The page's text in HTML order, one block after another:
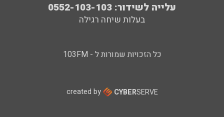
עלייה לשידור: 0552-103-103
בעלות שיחה רגילה
כל הזכויות שמורות ל - 103FM
created by CYBERSERVE